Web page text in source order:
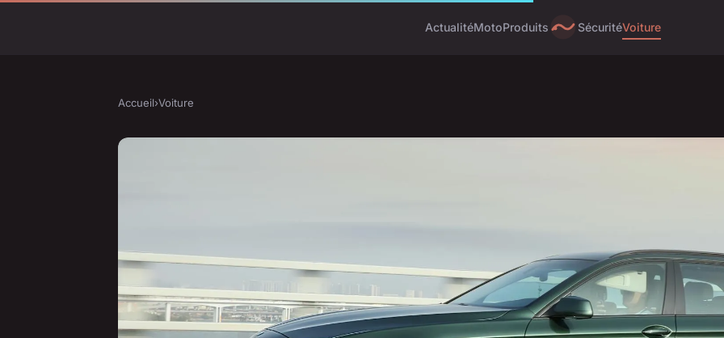
ActualitéMotoProduits SécuritéVoiture
Accueil›Voiture